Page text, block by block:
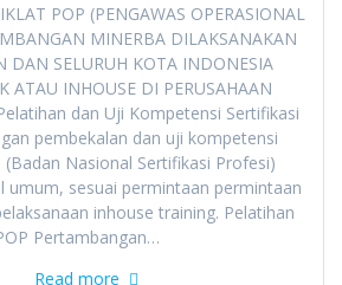
POP (PENGAWAS OPERASIONAL
MINERBA DILAKSANAKAN
DAN SELURUH KOTA INDONESIA
ATAU INHOUSE DI PERUSAHAAN
dan Uji Kompetensi Sertifikasi
pembekalan dan uji kompetensi
(Badan Nasional Sertifikasi Profesi)
umum, sesuai permintaan permintaan
inhouse training. Pelatihan
Pertambangan…
Read more